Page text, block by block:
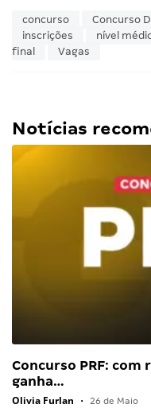
concurso Concurso
inscrições
nível
final
Vagas
Notícias
Concurso PRF:
ganha…
Olivia Furlan • 26 de Maio